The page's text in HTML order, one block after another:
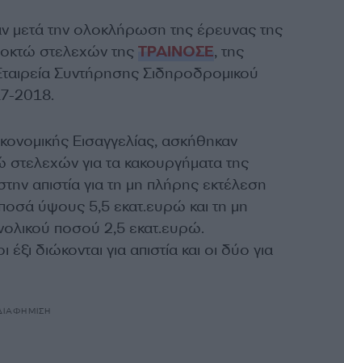
μετά την ολοκλήρωση της έρευνας της
στελεχών της ΤΡΑΙΝΟΣΕ, της
Συντήρησης Σιδηροδρομικού
2018.
Εισαγγελίας, ασκήθηκαν
στελεχών για τα κακουργήματα της
απιστία για τη μη πλήρης εκτέλεση
ύψους 5,5 εκατ.ευρώ και τη μη
ποσού 2,5 εκατ.ευρώ.
διώκονται για απιστία και οι δύο για